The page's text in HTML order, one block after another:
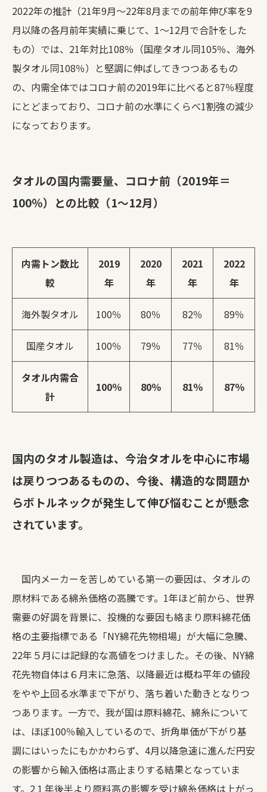
2022年の推計（21年9月～22年8月までの前年伸び率を9
月以降の各月前年実績に乗じて、1～12月で合計をした
もの）では、21年対比108％（国産タオル同105％、海外
製タオル同108％）と堅調に伸ばしてきつつあるもの
の、内需全体ではコロナ前の2019年に比べると87％程度
にとどまっており、コロナ前の水準にくらべ1割強の減少
になっております。
タオルの国内需要量、コロナ前（2019年＝
100％）との比較（1～12月）
内需トン数比
較
2019
年
2020
年
2021
年
2022
年
海外製タオル 100％ 80％ 82％ 89％
国産タオル 100％ 79％ 77％ 81％
タオル内需合
計
100％ 80％ 81％ 87％
国内のタオル製造は、今治タオルを中心に市場
は戻りつつあるものの、今後、構造的な問題か
らボトルネックが発生して伸び悩むことが懸念
されています。
国内メーカーを苦しめている第一の要因は、タオルの
原材料である綿糸価格の高騰です。1年ほど前から、世界
需要の好調を背景に、投機的な要因も絡まり原料綿花価
格の主要指標である「NY綿花先物相場」が大幅に急騰、
22年５月には記録的な高値をつけました。その後、NY綿
花先物自体は６月末に急落、以降最近は概ね平年の値段
をやや上回る水準まで下がり、落ち着いた動きとなりつ
つあります。一方で、我が国は原料綿花、綿糸について
は、ほぼ100％輸入しているので、折角単価が下がり基
調にはいったにもかかわらず、4月以降急速に進んだ円安
の影響から輸入価格は高止まりする結果となっていま
す。2１年後半より原料高の影響を受け綿糸価格は上がっ